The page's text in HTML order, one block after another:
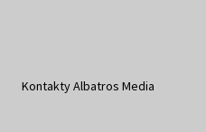
Kontakty Albatros Media